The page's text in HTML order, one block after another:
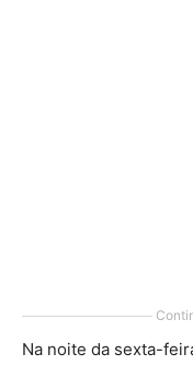
Na noite da sexta-